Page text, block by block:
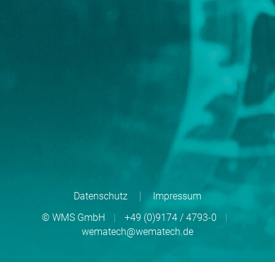
Datenschutz
Impressum
© WMS GmbH
| +49 (0)9174 / 4793-0
|
wematech@wematech.de